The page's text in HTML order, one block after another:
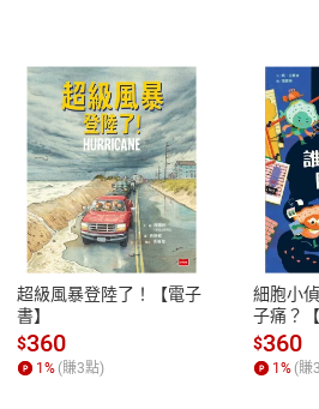
期
解
性
參
客服資訊
服務時間：週一到週五
13:00-17:00 (國定假日及例
客服電話：0080-1857077
超級風暴登陸了！【電子
書】
$360
1% (賺3點)
細胞小
子痛？
$360
1% (賺